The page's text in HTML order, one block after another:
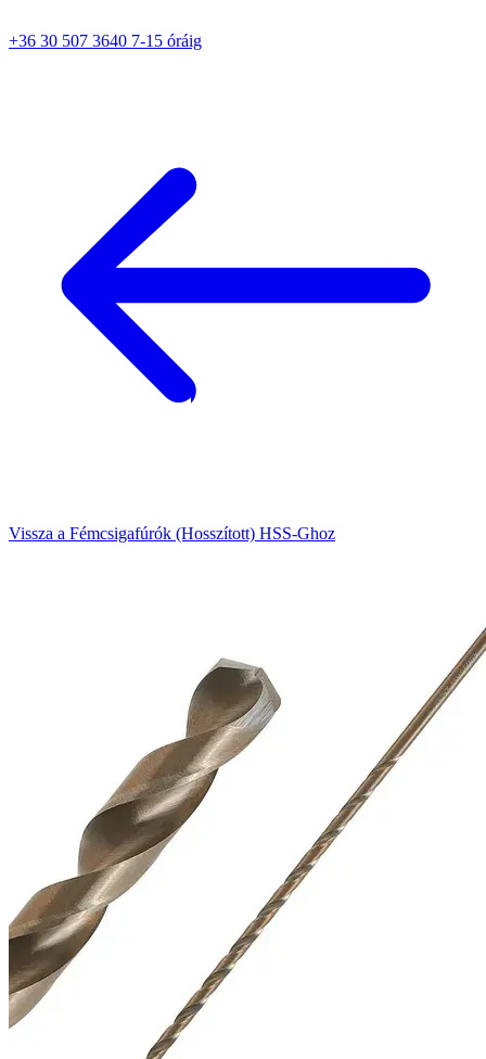
+36 30 507 3640 7-15 óráig
Vissza a Fémcsigafúrók (Hosszított) HSS-Ghoz